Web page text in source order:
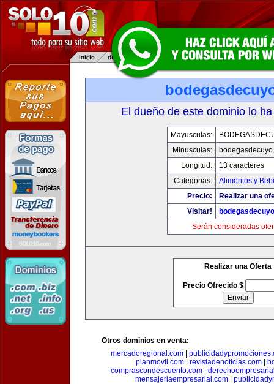
El dueño de este dominio lo
Mayusculas:
Minusculas:
Longitud:
13 caracteres
Categorias:
Alimentos y
Precio:
Realizar una
Visitar!
Serán consideradas
Realizar una Oferta
Precio Ofrecido $
Otros dominios en venta:
mercadoregional.com
planmovil.com| revistadenoticias.com|
comprascondescuento.com
mensajeriaempresarial.com|